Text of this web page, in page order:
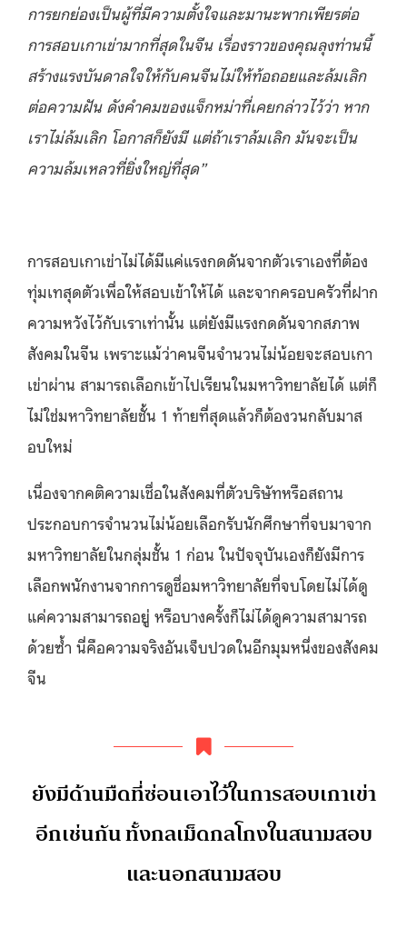
การยกย่องเป็นผู้ที่มีความตั้งใจและมานะพากเพียรต่อ
การสอบเกาเข่ามากที่สุดในจีน เรื่องราวของคุณลุงท่านนี้
สร้างแรงบันดาลใจให้กับคนจีนไม่ให้ท้อถอยและล้มเลิก
ต่อความฝัน ดังคำคมของแจ็กหม่าที่เคยกล่าวไว้ว่า หาก
เราไม่ล้มเลิก โอกาสก็ยังมี แต่ถ้าเราล้มเลิก มันจะเป็น
ความล้มเหลวที่ยิ่งใหญ่ที่สุด”
การสอบเกาเข่าไม่ได้มีแค่แรงกดดันจากตัวเราเองที่ต้อง
ทุ่มเทสุดตัวเพื่อให้สอบเข้าให้ได้ และจากครอบครัวที่ฝาก
ความหวังไว้กับเราเท่านั้น แต่ยังมีแรงกดดันจากสภาพ
สังคมในจีน เพราะแม้ว่าคนจีนจำนวนไม่น้อยจะสอบเกา
เข่าผ่าน สามารถเลือกเข้าไปเรียนในมหาวิทยาลัยได้ แต่ก็
ไม่ใช่มหาวิทยาลัยชั้น 1 ท้ายที่สุดแล้วก็ต้องวนกลับมาส
อบใหม่
เนื่องจากคติความเชื่อในสังคมที่ตัวบริษัทหรือสถาน
ประกอบการจำนวนไม่น้อยเลือกรับนักศึกษาที่จบมาจาก
มหาวิทยาลัยในกลุ่มชั้น 1 ก่อน ในปัจจุบันเองก็ยังมีการ
เลือกพนักงานจากการดูชื่อมหาวิทยาลัยที่จบโดยไม่ได้ดู
แค่ความสามารถอยู่ หรือบางครั้งก็ไม่ได้ดูความสามารถ
ด้วยซ้ำ นี่คือความจริงอันเจ็บปวดในอีกมุมหนึ่งของสังคม
จีน
ยังมีด้านมืดที่ซ่อนเอาไว้ในการสอบเกาเข่า
อีกเช่นกัน ทั้งกลเม็ดกลโกงในสนามสอบ
และนอกสนามสอบ